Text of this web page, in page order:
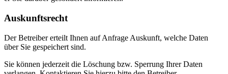
Auskunftsrecht
Der Betreiber erteilt Ihnen auf Anfrage Auskunft, welche Daten
über Sie gespeichert sind.
Sie können jederzeit die Löschung bzw. Sperrung Ihrer Daten